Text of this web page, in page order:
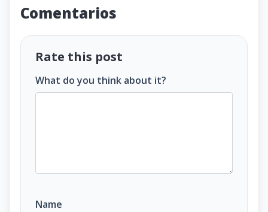
Comentarios
Rate this post
What do you think about it?
Name